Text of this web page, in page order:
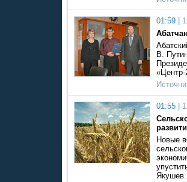
01:59 |
В.
01:55 |
Новые